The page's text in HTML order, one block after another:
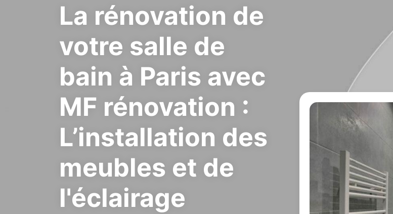
La rénovation de
votre salle de
bain à Paris avec
MF rénovation :
L’installation des
meubles et de
l'éclairage